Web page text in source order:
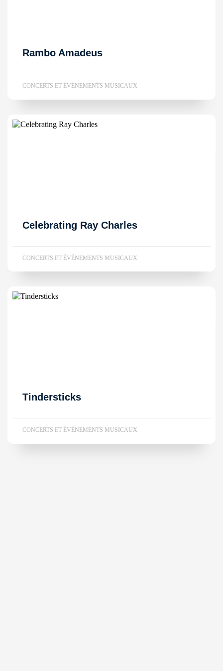
Rambo Amadeus
CONCERTS ET ÉVÉNEMENTS MUSICAUX
Celebrating Ray Charles
CONCERTS ET ÉVÉNEMENTS MUSICAUX
Tindersticks
CONCERTS ET ÉVÉNEMENTS MUSICAUX